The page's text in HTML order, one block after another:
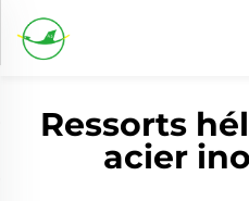
Ressorts
acier